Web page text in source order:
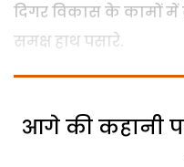
दिगर विकास के कामों में
समक्ष हाथ पसारे.
आगे की कहानी